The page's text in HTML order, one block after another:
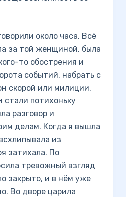
около часа. Всё
за той женщиной, была
то обострения и
событий, набрать с
скорой или милиции.
стали потихоньку
разговор и
делам. Когда я вышла
из
затихала. По
тревожный взгляд
закрыто, и в нём уже
Во дворе царила